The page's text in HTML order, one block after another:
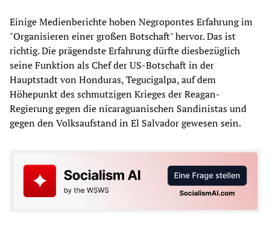
Einige Medienberichte hoben Negropontes Erfahrung im
"Organisieren einer großen Botschaft" hervor. Das ist
richtig. Die prägendste Erfahrung dürfte diesbezüglich
seine Funktion als Chef der US-Botschaft in der
Hauptstadt von Honduras, Tegucigalpa, auf dem
Höhepunkt des schmutzigen Krieges der Reagan-
Regierung gegen die nicaraguanischen Sandinistas und
gegen den Volksaufstand in El Salvador gewesen sein.